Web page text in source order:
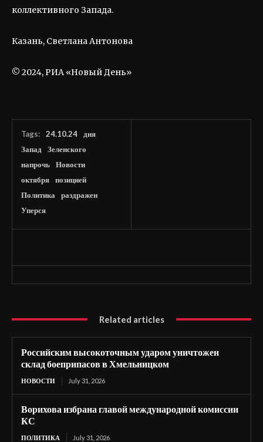
коллективного Запада.
Казань, Светлана Антонова
© 2024, РИА «Новый День»
Tags: 24.10.24
дня
Запад
Зеленского
напрочь
Новости
октября
позицией
Политика
раздражен
Уперся
Related articles
Российским высокоточным ударом уничтожен
склад боеприпасов в Хмельницком
НОВОСТИ July 31, 2026
Ворихова избрана главой международной комиссии
КС
ПОЛИТИКА July 31, 2026